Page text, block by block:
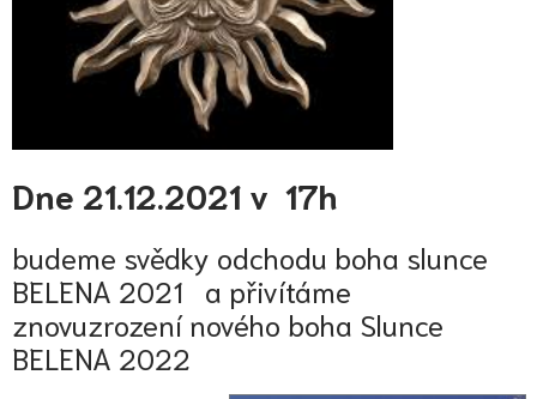
Dne 21.12.2021 v 17h
budeme svědky odchodu boha slunce
BELENA 2021 a přivítáme
znovuzrození nového boha Slunce
BELENA 2022